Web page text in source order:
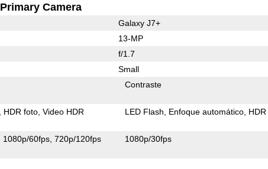
Primary Camera
Galaxy J7+
13-MP
f/1.7
Small
Contraste
HDR foto Video HDR LED Flash Enfoque automático
1080p/60fps 720p/120fps 1080p/30fps